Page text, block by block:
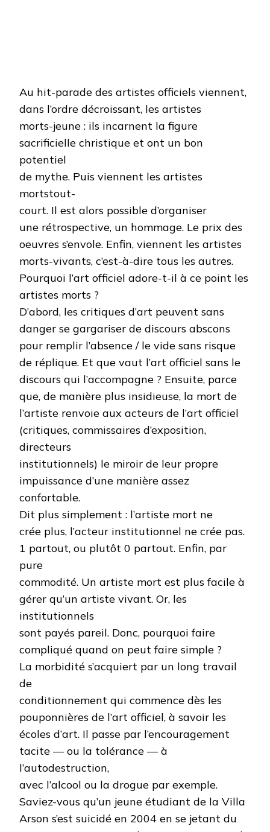
Au hit-parade des artistes officiels viennent,
dans l’ordre décroissant, les artistes
morts-jeune : ils incarnent la figure
sacrificielle christique et ont un bon
potentiel
de mythe. Puis viennent les artistes
mortstout-
court. Il est alors possible d’organiser
une rétrospective, un hommage. Le prix des
oeuvres s’envole. Enfin, viennent les artistes
morts-vivants, c’est-à-dire tous les autres.
Pourquoi l’art officiel adore-t-il à ce point les
artistes morts ?
D’abord, les critiques d’art peuvent sans
danger se gargariser de discours abscons
pour remplir l’absence / le vide sans risque
de réplique. Et que vaut l’art officiel sans le
discours qui l’accompagne ? Ensuite, parce
que, de manière plus insidieuse, la mort de
l’artiste renvoie aux acteurs de l’art officiel
(critiques, commissaires d’exposition,
directeurs
institutionnels) le miroir de leur propre
impuissance d’une manière assez
confortable.
Dit plus simplement : l’artiste mort ne
crée plus, l’acteur institutionnel ne crée pas.
1 partout, ou plutôt 0 partout. Enfin, par
pure
commodité. Un artiste mort est plus facile à
gérer qu’un artiste vivant. Or, les
institutionnels
sont payés pareil. Donc, pourquoi faire
compliqué quand on peut faire simple ?
La morbidité s’acquiert par un long travail
de
conditionnement qui commence dès les
pouponnières de l’art officiel, à savoir les
écoles d’art. Il passe par l’encouragement
tacite — ou la tolérance — à
l’autodestruction,
avec l’alcool ou la drogue par exemple.
Saviez-vous qu’un jeune étudiant de la Villa
Arson s’est suicidé en 2004 en se jetant du